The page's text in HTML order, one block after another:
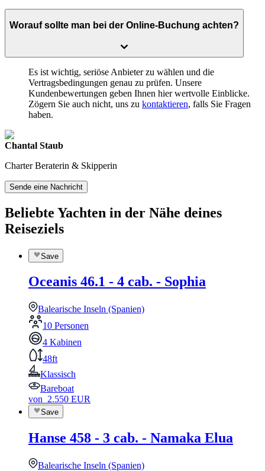
Worauf sollte man bei der Online-Buchung achten?
Es ist wichtig, seriöse Anbieter zu wählen und die
Vertragsbedingungen genau zu prüfen. Unsere
Kundenbewertungen geben Ihnen hier wertvolle Einblicke.
Zögern Sie auch nicht, uns zu kontaktieren, falls Sie Fragen
haben.
Chantal Staub
Charter Beraterin & Skipperin
Sende eine Nachricht
Beliebte Yachten in der Nähe deines
Reiseziels
Save
Oceanis 46.1 - 4 cab. - Sophia
Balearische Inseln (Spanien)
10 Personen
4 Kabinen
48ft
Klassisch
Bareboat
von 2.550 EUR
Save
Hanse 458 - 3 cab. - Namaka Elua
Balearische Inseln (Spanien)